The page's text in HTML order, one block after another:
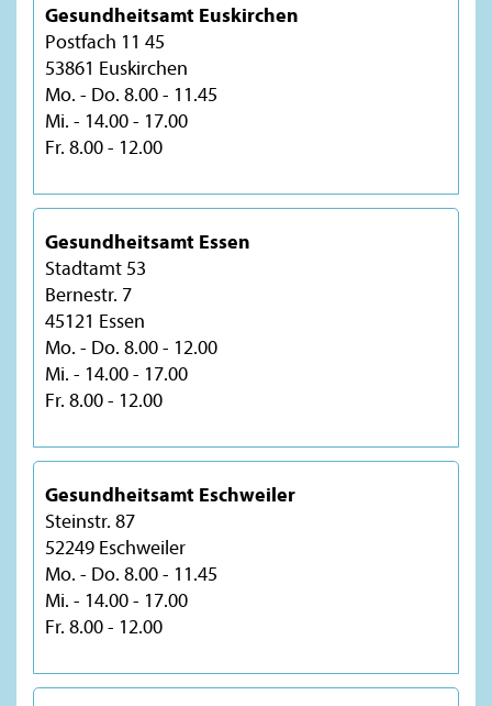
Gesundheitsamt Euskirchen
Postfach 11 45
53861 Euskirchen
Mo. - Do. 8.00 - 11.45
Mi. - 14.00 - 17.00
Fr. 8.00 - 12.00
Gesundheitsamt Essen
Stadtamt 53
Bernestr. 7
45121 Essen
Mo. - Do. 8.00 - 12.00
Mi. - 14.00 - 17.00
Fr. 8.00 - 12.00
Gesundheitsamt Eschweiler
Steinstr. 87
52249 Eschweiler
Mo. - Do. 8.00 - 11.45
Mi. - 14.00 - 17.00
Fr. 8.00 - 12.00